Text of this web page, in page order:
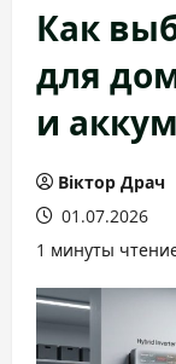
Как
для
и
Віктор Драч
01.07.2026
1 минуты